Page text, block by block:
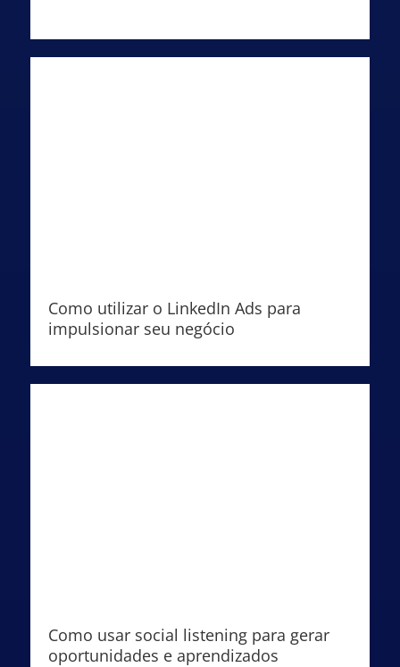
Como utilizar o LinkedIn Ads para
impulsionar seu negócio
Como usar social listening para gerar
oportunidades e aprendizados